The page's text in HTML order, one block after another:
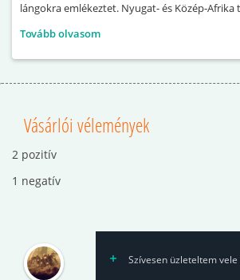
lángokra emlékeztet. Nyugat- és Közép-Afrika
talajszinten, ahol avarban, laza talajban és
mozog. Bár nappali életmódú faj, alapvetően
Tovább olvasom
Vásárlói vélemények
2 pozitív
1 negatív
Szívesen üzleteltem vele